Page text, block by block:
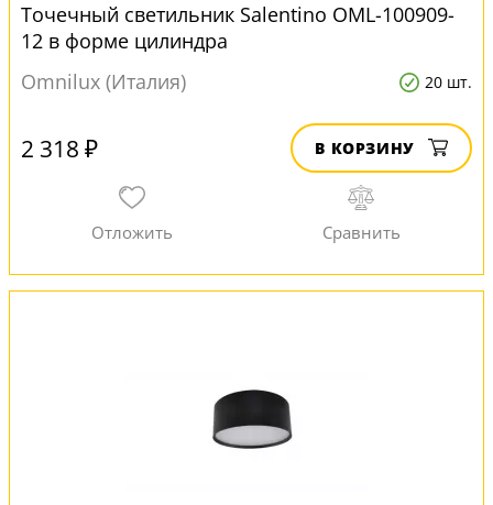
Точечный светильник Salentino OML-100909-
12 в форме цилиндра
Omnilux (Италия)
20 шт.
2 318 ₽ В КОРЗИНУ